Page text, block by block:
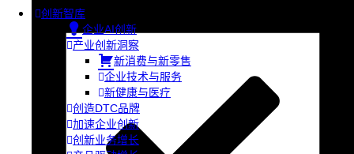
创新智库
企业AI创新
产业创新洞察
新消费与新零售
企业技术与服务
新健康与医疗
创造DTC品牌
加速企业创新
创新业务增长